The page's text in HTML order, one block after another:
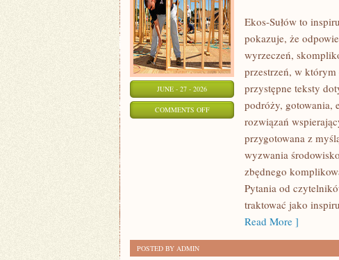
JUNE - 27 - 2026
COMMENTS OFFON
RECYKLING
UPCYKLING
Ekos-Sułów to
pokazuje, że
wyrzeczeń,
przestrzeń, w
przystępne teksty
podróży, gotowania,
rozwiązań
przygotowana z
wyzwania
zbędnego
Pytania od
traktować jako
Read More ]
POSTED BY ADMIN